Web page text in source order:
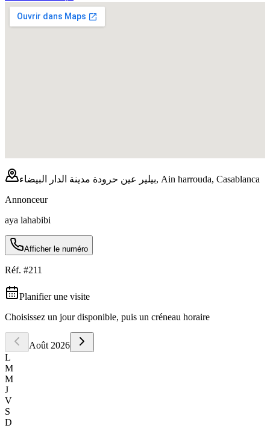
بيلير عين حرودة مدينة الدار البيضاء, Ain harrouda, Casablanca
Annonceur
aya lahabibi
Afficher le numéro
Réf. #211
Planifier une visite
Choisissez un jour disponible, puis un créneau horaire
Août 2026
L
M
M
J
V
S
D